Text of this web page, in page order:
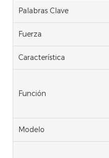
Palabras Clave
Fuerza
Característica
Función
Modelo